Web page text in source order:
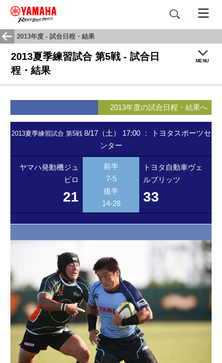
2013年度 - 試合日程・結果
2013夏季練習試合 第5戦 - 試合日
程・結果
MENU
試合結果・日程
応援歌：蒼き闘志
2013年度の試合日程・結果へ
2013夏季練習試合 第5戦 8/17（土） 17:00：
トヨタスポーツセ
ンター
ヤマハ発動機ジュ
ビロ
21
前半
7-5
後半
14-28
33
トヨタ自動車ヴェ
ルブリッツ